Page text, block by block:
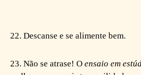
22. Descanse e se alimente bem.
23. Não se atrase! O ensaio em